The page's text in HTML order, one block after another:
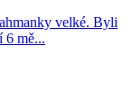
velké. Byli
6 mě...